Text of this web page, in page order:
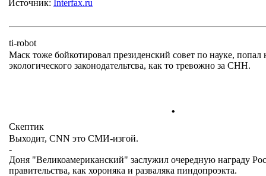
Источник: Interfax.ru
ti-robot
Маск тоже бойкотировал президенский совет по науке, попал
экологического законодательтсва, как то тревожно за СНН.
.
Cкептик
Выходит, CNN это СМИ-изгой.
-
Доня "Великоамериканский" заслужил очередную награду
правительства, как хороняка и разваляка пиндопроэкта.